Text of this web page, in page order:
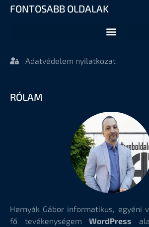
FONTOSABB OLDALAK
Adatvédelem nyilatkozat
RÓLAM
Hernyák Gábor informatikus, egyéni
fő tevékenységem WordPress